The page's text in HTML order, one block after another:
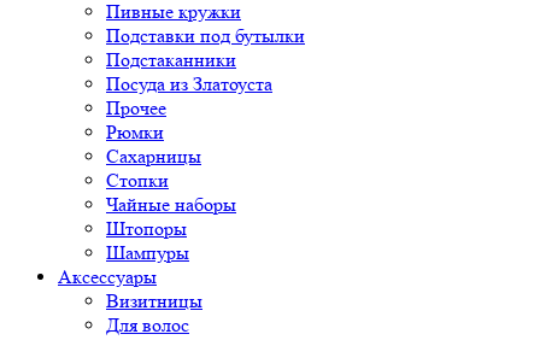
Пивные кружки
Подставки под бутылки
Подстаканники
Посуда из Златоуста
Прочее
Рюмки
Сахарницы
Стопки
Чайные наборы
Штопоры
Шампуры
Аксессуары
Визитницы
Для волос